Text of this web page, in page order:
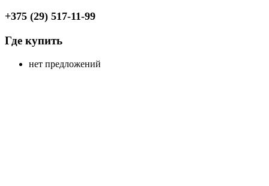
+375 (29) 517-11-99
Где купить
нет предложений